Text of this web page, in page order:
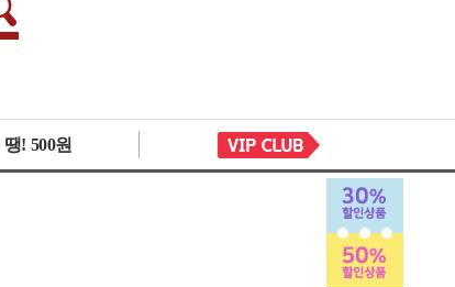
땡! 500원